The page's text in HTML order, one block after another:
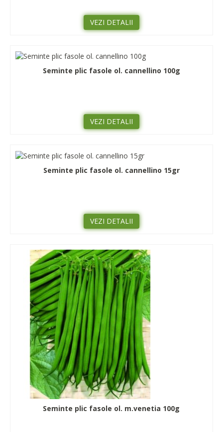
VEZI DETALII
Seminte plic fasole ol. cannellino 100g
VEZI DETALII
Seminte plic fasole ol. cannellino 15gr
VEZI DETALII
Seminte plic fasole ol. m.venetia 100g